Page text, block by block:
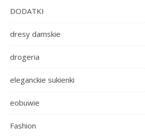
DODATKI
dresy damskie
drogeria
eleganckie sukienki
eobuwie
Fashion